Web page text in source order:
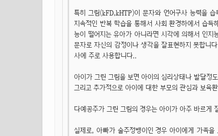
특히 그림(kFD,kHTP)이 문자와 언어구사 능력을
지속적인 반복 학습을 통해서 사회 환경하에서 습
능이 떨어지는 유아가 아니라면 시각에 의해서 인지
문자로 자신의 감정이나 생각을 잘표현하지 못합니
사에 주로 사용합니다..
아이가 그린 그림을 보면 아이의 심리상태나 발달정
그리고 추가적으로 아이에 대한 부모의 관심과 보육
다예공주가 그린 그림의 경우는 아이가 아주 바르게
실제로, 아빠가 술주정뱅이인 경우 아이에게 가족